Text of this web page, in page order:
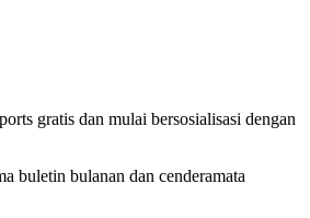
gratis dan mulai bersosialisasi dengan
buletin bulanan dan cenderamata